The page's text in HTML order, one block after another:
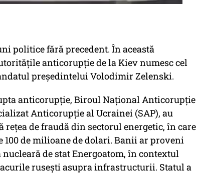
politice fără precedent. În această
anticorupție de la Kiev numesc cel
președintelui Volodimir Zelenski.
anticorupție, Biroul Național Anticorupție
Anticorupție al Ucrainei (SAP), au
rețea de fraudă din sectorul energetic, în care
100 de milioane de dolari. Banii ar proveni
de stat Energoatom, în contextul
rusești asupra infrastructurii. Statul a